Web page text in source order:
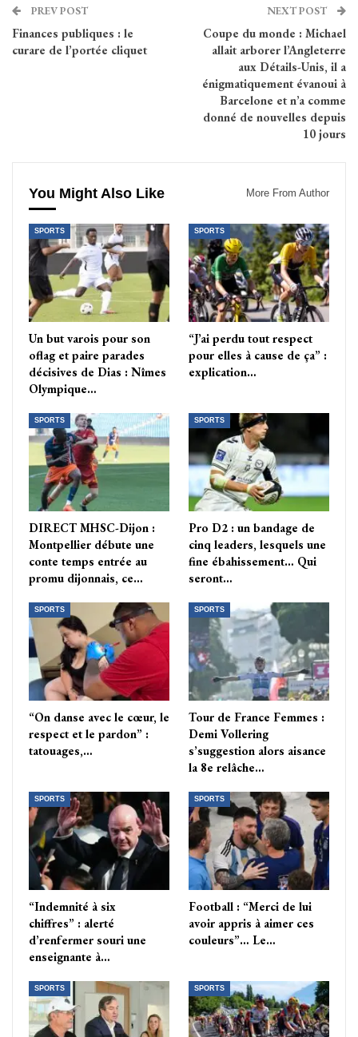
PREV POST
Finances publiques : le
curare de l’portée cliquet
NEXT POST
Coupe du monde : Michael
allait arborer l’Angleterre
aux Détails-Unis, il a
énigmatiquement évanoui à
Barcelone et n’a comme
donné de nouvelles depuis
10 jours
You Might Also Like More From Author
SPORTS
Un but varois pour son
oflag et paire parades
décisives de Dias : Nîmes
Olympique…
SPORTS
“J’ai perdu tout respect
pour elles à cause de ça” :
explication…
SPORTS
DIRECT MHSC-Dijon :
Montpellier débute une
conte temps entrée au
promu dijonnais, ce…
SPORTS
Pro D2 : un bandage de
cinq leaders, lesquels une
fine ébahissement… Qui
seront…
SPORTS
“On danse avec le cœur, le
respect et le pardon” :
tatouages,…
SPORTS
Tour de France Femmes :
Demi Vollering
s’suggestion alors aisance
la 8e relâche…
SPORTS
“Indemnité à six
chiffres” : alerté
d’renfermer souri une
enseignante à…
SPORTS
Football : “Merci de lui
avoir appris à aimer ces
couleurs”… Le…
SPORTS SPORTS